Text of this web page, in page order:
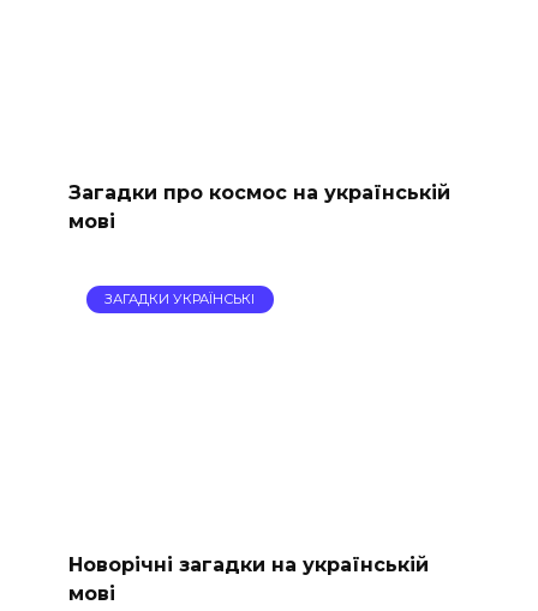
Загадки про космос на українській
мові
ЗАГАДКИ УКРАЇНСЬКІ
Новорічні загадки на українській
мові